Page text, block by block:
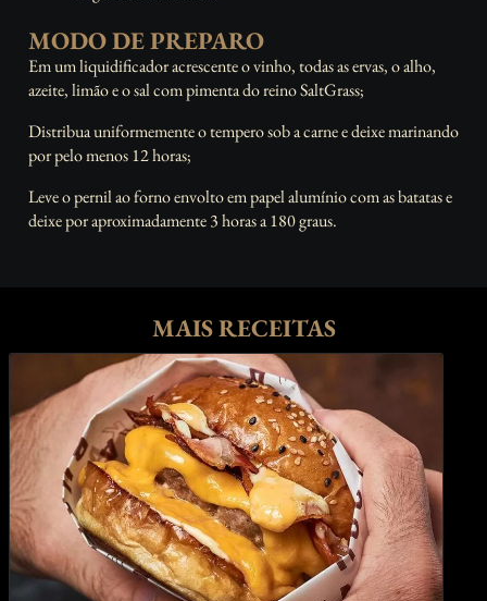
MODO DE PREPARO
Em um liquidificador acrescente o vinho, todas as ervas, o alho,
azeite, limão e o sal com pimenta do reinoSaltGrass;
Distribua uniformemente o tempero sob a carne e deixe marinando
por pelo menos 12 horas;
Leve o pernil ao forno envolto em papel alumínio com as batatas e
deixe por aproximadamente 3 horas a 180 graus.
MAIS RECEITAS